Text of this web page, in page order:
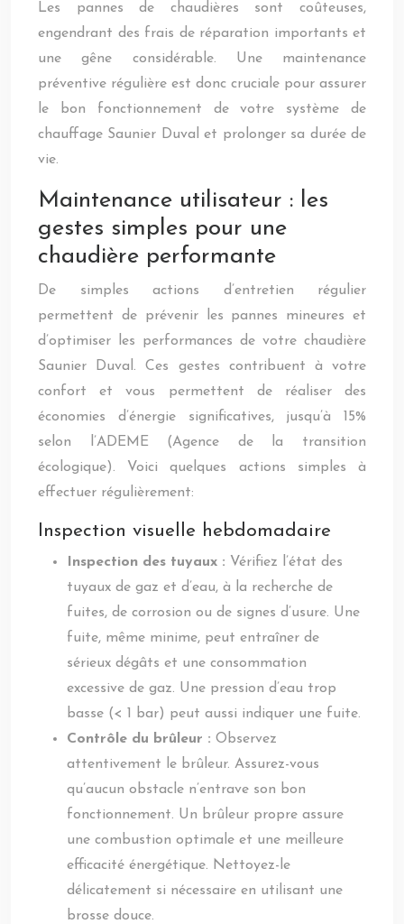
Les pannes de chaudières sont coûteuses,
engendrant des frais de réparation importants et
une gêne considérable. Une maintenance
préventive régulière est donc cruciale pour assurer
le bon fonctionnement de votre système de
chauffage Saunier Duval et prolonger sa durée de
vie.
Maintenance utilisateur : les
gestes simples pour une
chaudière performante
De simples actions d’entretien régulier
permettent de prévenir les pannes mineures et
d’optimiser les performances de votre chaudière
Saunier Duval. Ces gestes contribuent à votre
confort et vous permettent de réaliser des
économies d’énergie significatives, jusqu’à 15%
selon l’ADEME (Agence de la transition
écologique). Voici quelques actions simples à
effectuer régulièrement:
Inspection visuelle hebdomadaire
Inspection des tuyaux : Vérifiez l’état des
tuyaux de gaz et d’eau, à la recherche de
fuites, de corrosion ou de signes d’usure. Une
fuite, même minime, peut entraîner de
sérieux dégâts et une consommation
excessive de gaz. Une pression d’eau trop
basse (< 1 bar) peut aussi indiquer une fuite.
Contrôle du brûleur : Observez
attentivement le brûleur. Assurez-vous
qu’aucun obstacle n’entrave son bon
fonctionnement. Un brûleur propre assure
une combustion optimale et une meilleure
efficacité énergétique. Nettoyez-le
délicatement si nécessaire en utilisant une
brosse douce.